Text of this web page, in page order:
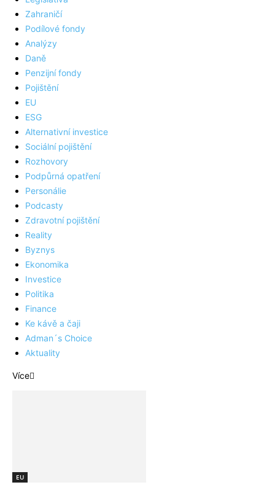
Zahraničí
Podílové fondy
Analýzy
Daně
Penzijní fondy
Pojištění
EU
ESG
Alternativní investice
Sociální pojištění
Rozhovory
Podpůrná opatření
Personálie
Podcasty
Zdravotní pojištění
Reality
Byznys
Ekonomika
Investice
Politika
Finance
Ke kávě a čaji
Adman´s Choice
Aktuality
Více
EU